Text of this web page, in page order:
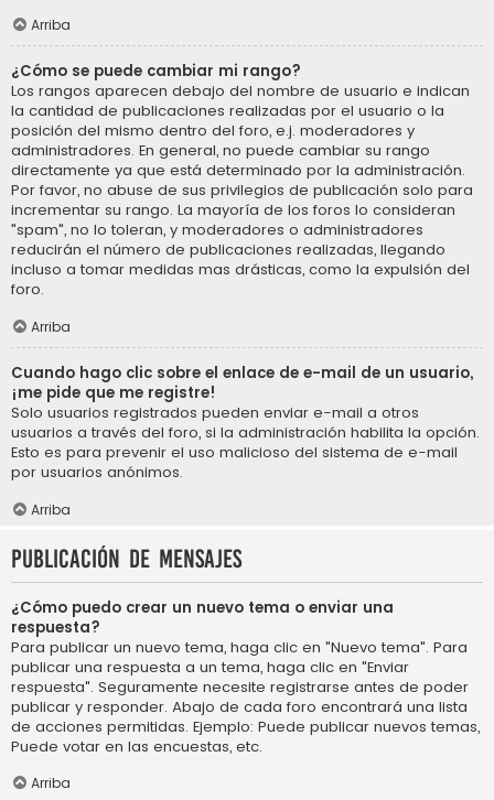
Arriba
¿Cómo se puede cambiar mi rango?
Los rangos aparecen debajo del nombre de usuario e indican
la cantidad de publicaciones realizadas por el usuario o la
posición del mismo dentro del foro, e.j. moderadores y
administradores. En general, no puede cambiar su rango
directamente ya que está determinado por la administración.
Por favor, no abuse de sus privilegios de publicación solo para
incrementar su rango. La mayoría de los foros lo consideran
"spam", no lo toleran, y moderadores o administradores
reducirán el número de publicaciones realizadas, llegando
incluso a tomar medidas mas drásticas, como la expulsión del
foro.
Arriba
Cuando hago clic sobre el enlace de e-mail de un usuario,
¡me pide que me registre!
Solo usuarios registrados pueden enviar e-mail a otros
usuarios a través del foro, si la administración habilita la opción.
Esto es para prevenir el uso malicioso del sistema de e-mail
por usuarios anónimos.
Arriba
Publicación de mensajes
¿Cómo puedo crear un nuevo tema o enviar una
respuesta?
Para publicar un nuevo tema, haga clic en "Nuevo tema". Para
publicar una respuesta a un tema, haga clic en "Enviar
respuesta". Seguramente necesite registrarse antes de poder
publicar y responder. Abajo de cada foro encontrará una lista
de acciones permitidas. Ejemplo: Puede publicar nuevos temas,
Puede votar en las encuestas, etc.
Arriba